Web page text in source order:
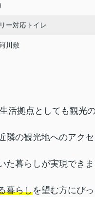
ー対応トイレ
川敷
活拠点としても観光
隣の観光地へのアクセ
た暮らしが実現できま
暮らしを望む方にぴっ